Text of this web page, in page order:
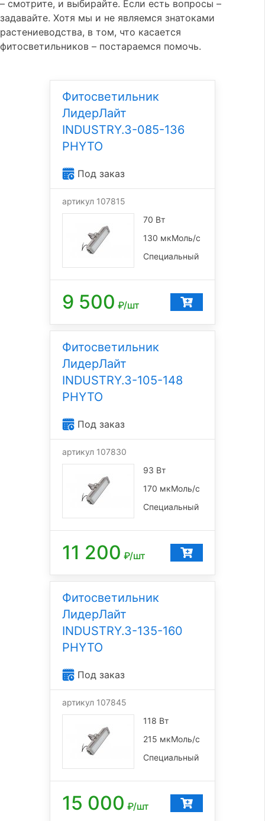
– смотрите, и выбирайте. Если есть вопросы –
задавайте. Хотя мы и не являемся знатоками
растениеводства, в том, что касается
фитосветильников – постараемся помочь.
Фитосветильник
ЛидерЛайт
INDUSTRY.3-085-136
PHYTO
Под заказ
артикул 107815
70 Вт
130 мкМоль/с
Специальный
9 500 ₽/шт
Фитосветильник
ЛидерЛайт
INDUSTRY.3-105-148
PHYTO
Под заказ
артикул 107830
93 Вт
170 мкМоль/с
Специальный
11 200 ₽/шт
Фитосветильник
ЛидерЛайт
INDUSTRY.3-135-160
PHYTO
Под заказ
артикул 107845
118 Вт
215 мкМоль/с
Специальный
15 000 ₽/шт